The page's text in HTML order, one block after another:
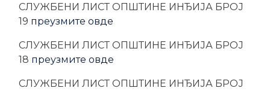
CЛУЖБЕНИ ЛИСТ ОПШТИНЕ ИНЂИЈА БРОЈ
19 преузмите овде
CЛУЖБЕНИ ЛИСТ ОПШТИНЕ ИНЂИЈА БРОЈ
18 преузмите овде
CЛУЖБЕНИ ЛИСТ ОПШТИНЕ ИНЂИЈА БРОЈ